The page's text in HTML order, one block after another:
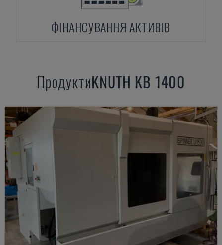
ФІНАНСУВАННЯ АКТИВІВ
ПродуктиKNUTH KB 1400